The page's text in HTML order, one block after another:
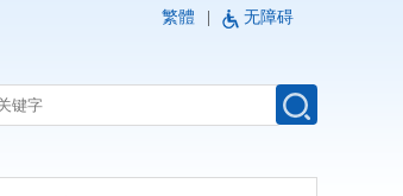
繁體 无障碍